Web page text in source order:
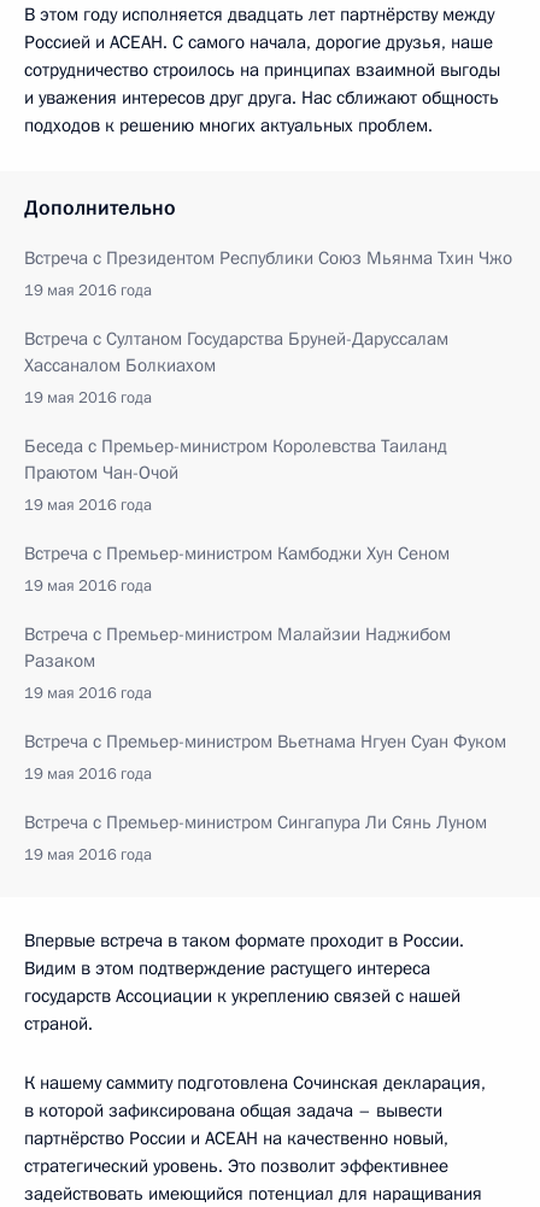
В этом году исполняется двадцать лет партнёрству между
Россией и АСЕАН. С самого начала, дорогие друзья, наше
сотрудничество строилось на принципах взаимной выгоды
и уважения интересов друг друга. Нас сближают общность
подходов к решению многих актуальных проблем.
Дополнительно
Встреча с Президентом Республики Союз Мьянма Тхин Чжо
19 мая 2016 года
Встреча с Султаном Государства Бруней-Даруссалам
Хассаналом Болкиахом
19 мая 2016 года
Беседа с Премьер-министром Королевства Таиланд
Праютом Чан-Очой
19 мая 2016 года
Встреча с Премьер-министром Камбоджи Хун Сеном
19 мая 2016 года
Встреча с Премьер-министром Малайзии Наджибом
Разаком
19 мая 2016 года
Встреча с Премьер-министром Вьетнама Нгуен Суан Фуком
19 мая 2016 года
Встреча с Премьер-министром Сингапура Ли Сянь Луном
19 мая 2016 года
Впервые встреча в таком формате проходит в России.
Видим в этом подтверждение растущего интереса
государств Ассоциации к укреплению связей с нашей
страной.
К нашему саммиту подготовлена Сочинская декларация,
в которой зафиксирована общая задача – вывести
партнёрство России и АСЕАН на качественно новый,
стратегический уровень. Это позволит эффективнее
задействовать имеющийся потенциал для наращивания